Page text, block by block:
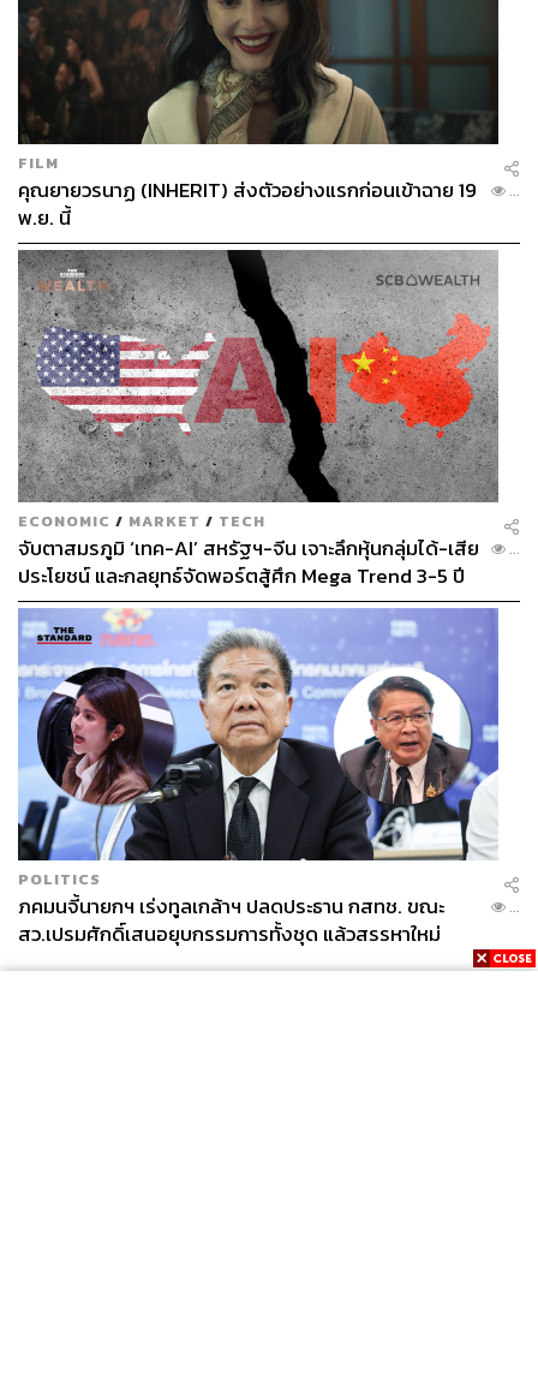
FILM
คุณยายวรนาฏ (INHERIT) ส่งตัวอย่างแรกก่อนเข้าฉาย 19
พ.ย. นี้
...
ECONOMIC / MARKET / TECH
จับตาสมรภูมิ ‘เทค-AI’ สหรัฐฯ-จีน เจาะลึกหุ้นกลุ่มได้-เสีย
ประโยชน์ และกลยุทธ์จัดพอร์ตสู้ศึก Mega Trend 3-5 ปี
ข้างหน้า
...
POLITICS
ภคมนจี้นายกฯ เร่งทูลเกล้าฯ ปลดประธาน กสทช. ขณะ
สว.เปรมศักดิ์เสนอยุบกรรมการทั้งชุด แล้วสรรหาใหม่
...